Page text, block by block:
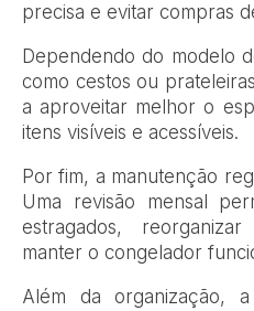
precisa e evitar compras
Dependendo do modelo
como cestos ou
a aproveitar melhor o
itens visíveis e acessíveis.
Por fim, a manutenção
Uma revisão mensal
estragados,
manter o congelador
Além da organização,